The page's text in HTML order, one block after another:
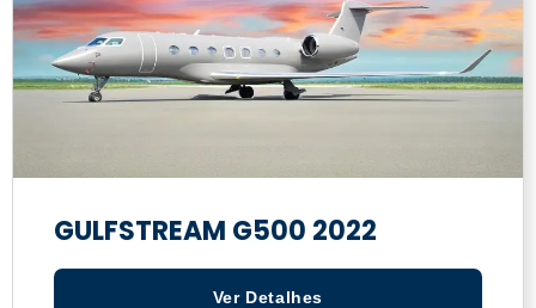
GULFSTREAM G500 2022
Ver Detalhes